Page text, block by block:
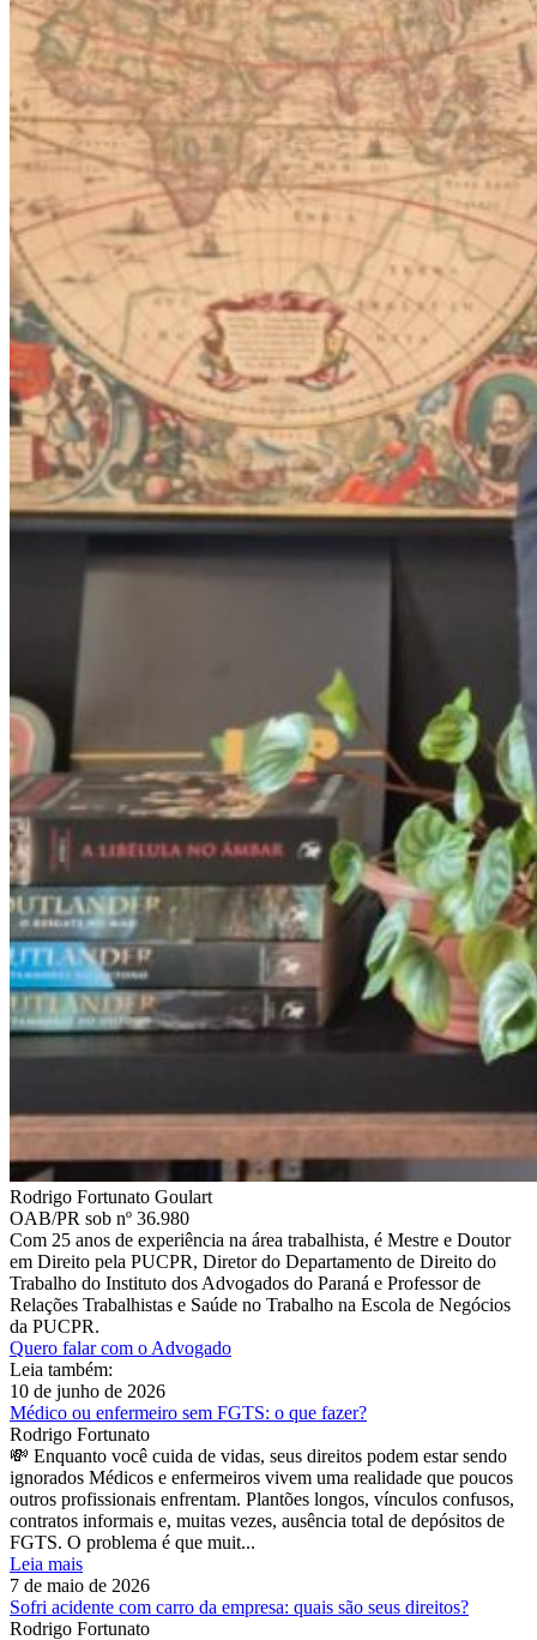
Rodrigo Fortunato Goulart
OAB/PR sob nº 36.980
Com 25 anos de experiência na área trabalhista, é Mestre e Doutor
em Direito pela PUCPR, Diretor do Departamento de Direito do
Trabalho do Instituto dos Advogados do Paraná e Professor de
Relações Trabalhistas e Saúde no Trabalho na Escola de Negócios
da PUCPR.
Quero falar com o Advogado
Leia também:
10 de junho de 2026
Médico ou enfermeiro sem FGTS: o que fazer?
Rodrigo Fortunato
💸 Enquanto você cuida de vidas, seus direitos podem estar sendo
ignorados Médicos e enfermeiros vivem uma realidade que poucos
outros profissionais enfrentam. Plantões longos, vínculos confusos,
contratos informais e, muitas vezes, ausência total de depósitos de
FGTS. O problema é que muit...
Leia mais
7 de maio de 2026
Sofri acidente com carro da empresa: quais são seus direitos?
Rodrigo Fortunato